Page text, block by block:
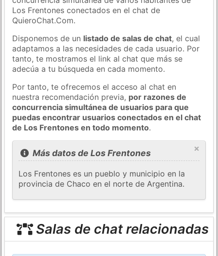
Los Frentones conectados en el chat de
QuieroChat.Com.
Disponemos de un listado de salas de chat, el cual
adaptamos a las necesidades de cada usuario. Por
tanto, te mostramos el link al chat que más se
adecúa a tu búsqueda en cada momento.
Por tanto, te ofrecemos el acceso al chat en
nuestra recomendación previa, por razones de
concurrencia simultánea de usuarios para que
puedas encontrar usuarios conectados en el chat
de Los Frentones en todo momento.
×
Más datos de Los Frentones
Los Frentones es un pueblo y municipio en la
provincia de Chaco en el norte de Argentina.
Salas de chat relacionadas